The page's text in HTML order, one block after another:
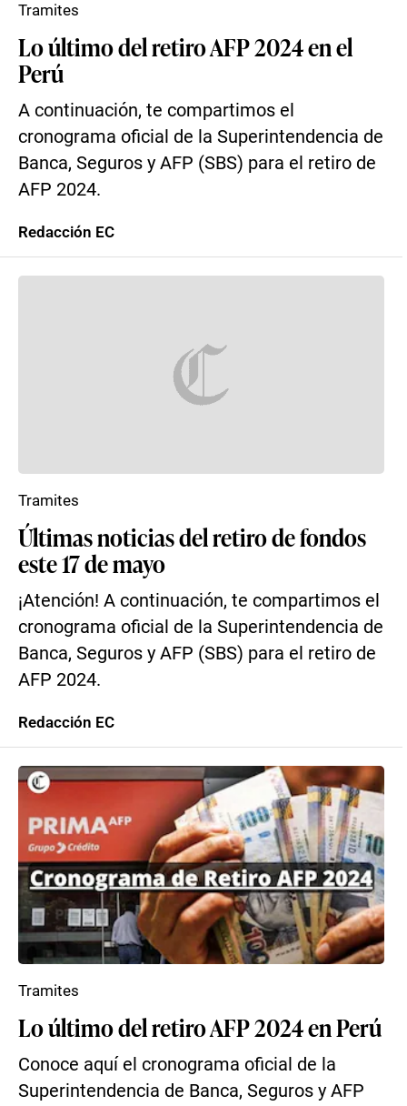
Lo último del retiro AFP 2024 en el
Perú
A continuación, te compartimos el
cronograma oficial de la Superintendencia de
Banca, Seguros y AFP (SBS) para el retiro de
AFP 2024.
Tramites
Redacción EC
Últimas noticias del retiro de fondos
este 17 de mayo
¡Atención! A continuación, te compartimos el
cronograma oficial de la Superintendencia de
Banca, Seguros y AFP (SBS) para el retiro de
AFP 2024.
Tramites
Redacción EC
Lo último del retiro AFP 2024 en Perú
Conoce aquí el cronograma oficial de la
Superintendencia de Banca, Seguros y AFP
Tramites